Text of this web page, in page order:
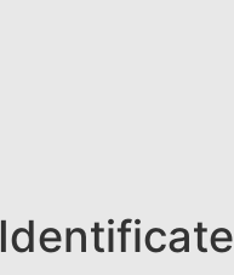
Identificate